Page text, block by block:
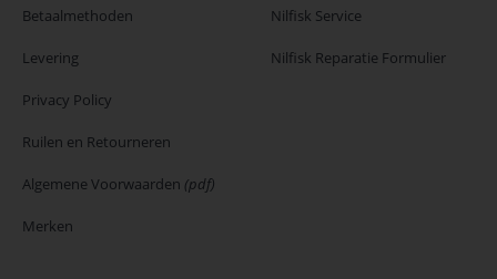
Betaalmethoden
Levering
Privacy Policy
Ruilen en Retourneren
Algemene Voorwaarden (pdf)
Merken
Nilfisk Service
Nilfisk Reparatie Formulier